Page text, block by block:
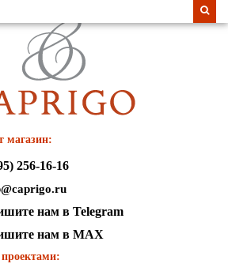
магазин:
256-16-16
нам в Telegram
нам в MAX
проектами: